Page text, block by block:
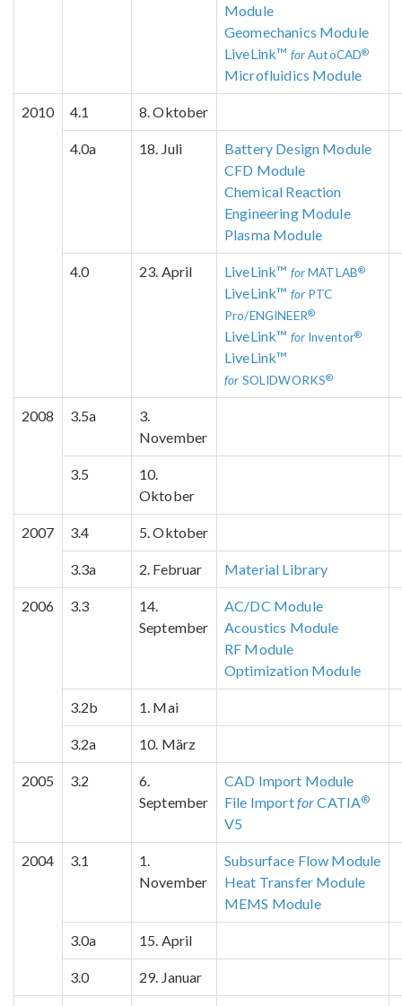
Module
Geomechanics Module
LiveLink™ forAutoCAD®
Microfluidics Module
2010 4.1 8. Oktober
4.0a 18. Juli
Battery Design Module
CFD Module
Chemical Reaction
Engineering Module
Plasma Module
4.0 23. April LiveLink™ forMATLAB®
LiveLink™ forPTC
Pro/ENGINEER®
LiveLink™ forInventor®
LiveLink™
for SOLIDWORKS®
2008 3.5a
3.
November
3.5
10.
Oktober
2007 3.4 5. Oktober
3.3a 2. Februar Material Library
2006 3.3
14.
September
AC/DC Module
Acoustics Module
RF Module
Optimization Module
3.2b 1. Mai
3.2a 10. März
2005 3.2
6.
September
CAD Import Module
File ImportforCATIA®
V5
2004 3.1
1.
November
Subsurface Flow Module
Heat Transfer Module
MEMS Module
3.0a 15. April
3.0 29. Januar